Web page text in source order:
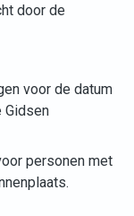
door de
voor de datum
Gidsen
personen met